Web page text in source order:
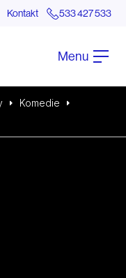
Kontakt 533 427 533
Menu
Komedie